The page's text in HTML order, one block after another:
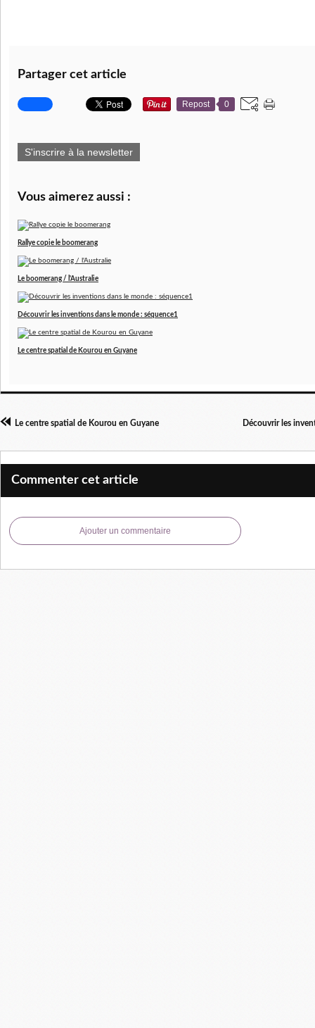
Partager cet article
Repost 0
S'inscrire à la newsletter
Vous aimerez aussi :
Rallye copie le boomerang
Le boomerang / l'Australie
Découvrir les inventions dans le monde : séquence1
Le centre spatial de Kourou en Guyane
Le centre spatial de Kourou en Guyane Découvrir les
Commenter cet article
Ajouter un commentaire